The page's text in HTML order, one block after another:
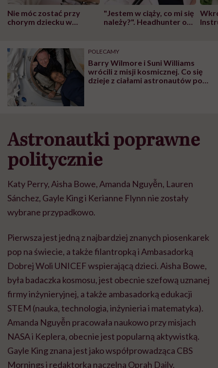
Nie móc zostać przy
chorym dziecku w
może chyba tylko
głupota i brak
wyobraźni"
"Jestem w ciąży, co mi się
należy?". Headhunter o
pracy
POLECAMY
Barry Wilmore i Suni Williams
wrócili z misji kosmicznej. Co się
dzieje z ciałami astronautów po
Astronautki poprawne
politycznie
Katy Perry, Aisha Bowe, Amanda Nguyễn, Lauren
Sánchez, Gayle King i Kerianne Flynn nie zostały
wybrane przypadkowo.
Pierwsza jest jedną z najbardziej znanych piosenkarek
pop na świecie, a także filantropką i Ambasadorką
Dobrej Woli UNICEF wspierającą dzieci. Aisha Bowe,
była badaczka kosmosu, jest obecnie szefową uznanej
firmy inżynieryjnej, a także ambasadorką edukacji
STEM (nauka, technologia, inżynieria i matematyka).
Amanda Nguyễn pracowała naukowo przy misjach
NASA i Keplera, obecnie jest popularną aktywistką.
Gayle King znana jest jako współprowadząca CBS
Mornings i redaktorka naczelna Oprah Daily.